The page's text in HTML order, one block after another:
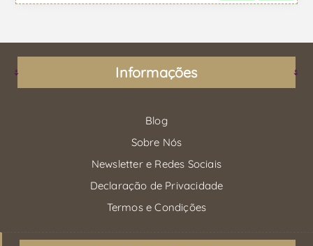
Informações
Blog
Sobre Nós
Newsletter e Redes Sociais
Declaração de Privacidade
Termos e Condições